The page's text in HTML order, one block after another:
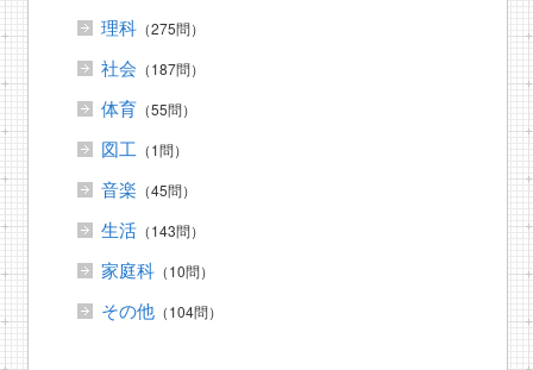
理科（275問）
社会 （187問）
体育（55問）
図工 （1問）
音楽 （45問）
生活（143問）
家庭科（10問）
その他（104問）